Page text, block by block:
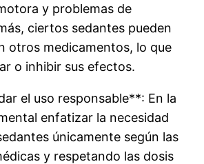
y problemas de
ciertos sedantes pueden
otros medicamentos, lo que
o inhibir sus efectos.
el uso responsable**: En la
enfatizar la necesidad
únicamente según las
y respetando las dosis